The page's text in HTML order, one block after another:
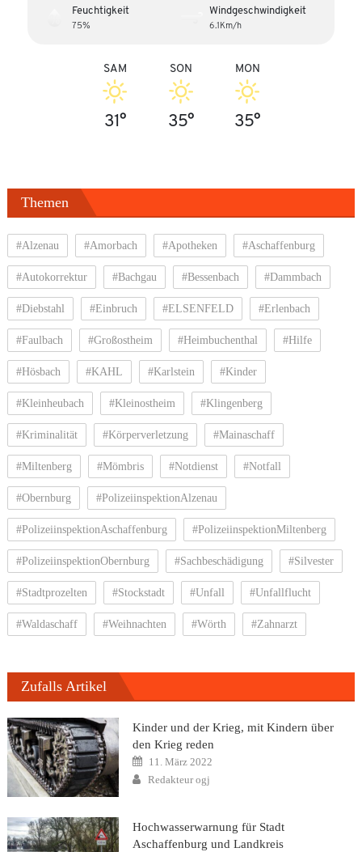
Feuchtigkeit
75%
Windgeschwindigkeit
6.1Km/h
SAM
31°
SON
35°
MON
35°
Themen
#Alzenau #Amorbach #Apotheken #Aschaffenburg
#Autokorrektur #Bachgau #Bessenbach #Dammbach
#Diebstahl #Einbruch #ELSENFELD #Erlenbach
#Faulbach #Großostheim #Heimbuchenthal #Hilfe
#Hösbach #KAHL #Karlstein #Kinder
#Kleinheubach #Kleinostheim #Klingenberg
#Kriminalität #Körperverletzung #Mainaschaff
#Miltenberg #Mömbris #Notdienst #Notfall
#Obernburg #PolizeiinspektionAlzenau
#PolizeiinspektionAschaffenburg #PolizeiinspektionMiltenberg
#PolizeiinspektionObernburg #Sachbeschädigung #Silvester
#Stadtprozelten #Stockstadt #Unfall #Unfallflucht
#Waldaschaff #Weihnachten #Wörth #Zahnarzt
Zufalls Artikel
Kinder und der Krieg, mit Kindern über
den Krieg reden
Posted
on
11. März 2022
Author
Redakteur ogj
Hochwasserwarnung für Stadt
Aschaffenburg und Landkreis